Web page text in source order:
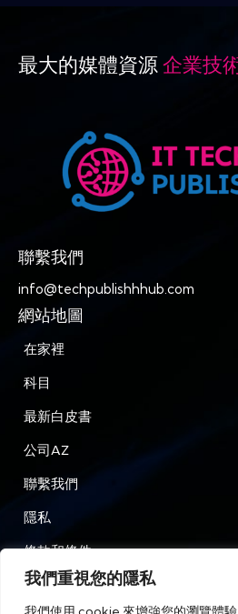
我們重視您的隱私
最大的媒體資源 企業技術
聯繫我們
info@techpublishhhub.com
網站地圖
在家裡
科目
最新白皮書
公司AZ
聯繫我們
隱私
條款和條件